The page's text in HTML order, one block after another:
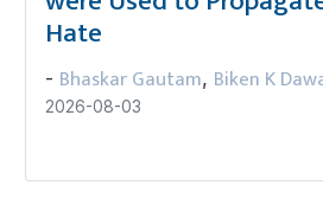
Hate
- Bhaskar Gautam, Biken K
2026-08-03